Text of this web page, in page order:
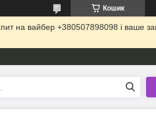
Кошик
на вайбер +380507898098 і ваше